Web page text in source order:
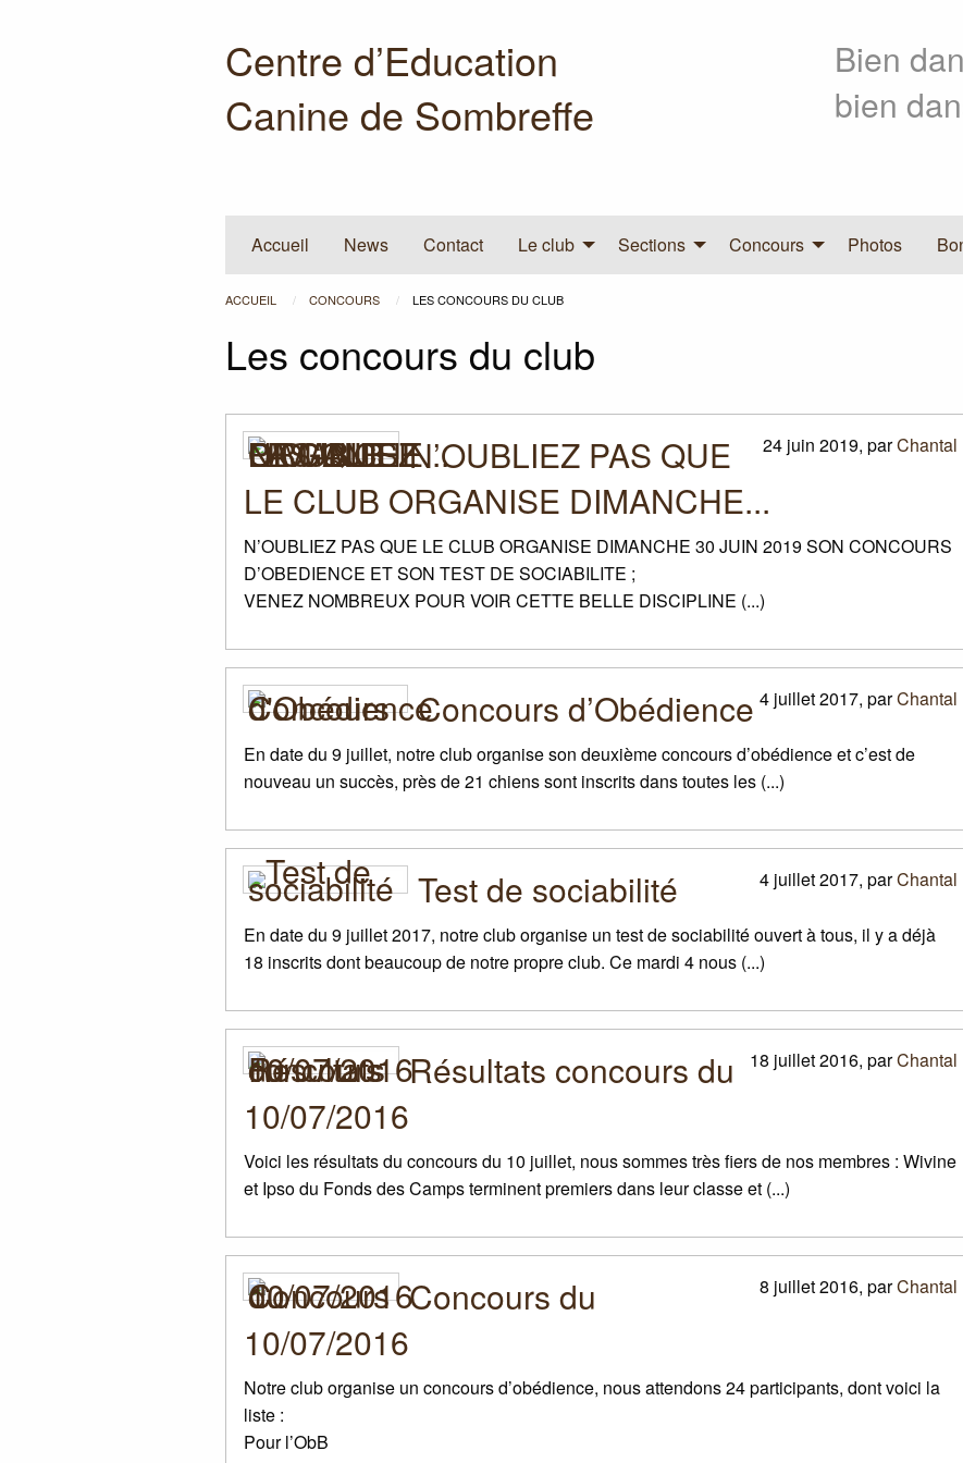
Centre d’Education
Canine de Sombreffe
Bien
bien
Accueil News Contact Le club Sections Concours Photos
ACCUEIL CONCOURS LES CONCOURS DU CLUB
Les concours du club
24 juin 2019, parChantal
N’OUBLIEZ PAS QUE
LE CLUB ORGANISE DIMANCHE...
N’OUBLIEZ PAS QUE LE CLUB ORGANISE DIMANCHE 30 JUIN 2019SON CONCOURS
D’OBEDIENCE ETSON TEST DE SOCIABILITE ;
VENEZ NOMBREUX POUR VOIR CETTE BELLE DISCIPLINE (...)
4 juillet 2017, parChantal
Concours d’Obédience
En date du 9 juillet, notre club organise son deuxième concours d’obédience et c’est de
nouveau un succès, près de 21 chiens sont inscrits dans toutes les (...)
4 juillet 2017, parChantal
Test de sociabilité
En date du 9 juillet 2017, notre club organise un test de sociabilité ouvert à tous, il y a déjà
18 inscrits dont beaucoup de notre propre club. Ce mardi 4 nous (...)
18 juillet 2016, parChantal
Résultats concours du
10/07/2016
Voici les résultats du concours du 10 juillet, nous sommes très fiers de nos membres : Wivine
et Ipso du Fonds des Camps terminent premiers dans leur classe et (...)
8 juillet 2016, parChantal
Concours du
10/07/2016
Notre club organise un concours d’obédience, nous attendons 24 participants, dont voici la
liste :
Pour l’ObB